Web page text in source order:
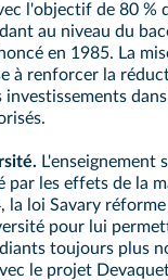
l'objectif de 80 %
au niveau du
en 1985. La
à renforcer la
investissements
L'enseignement
par les effets de la
la loi Savary réforme
pour lui
toujours plus
le projet